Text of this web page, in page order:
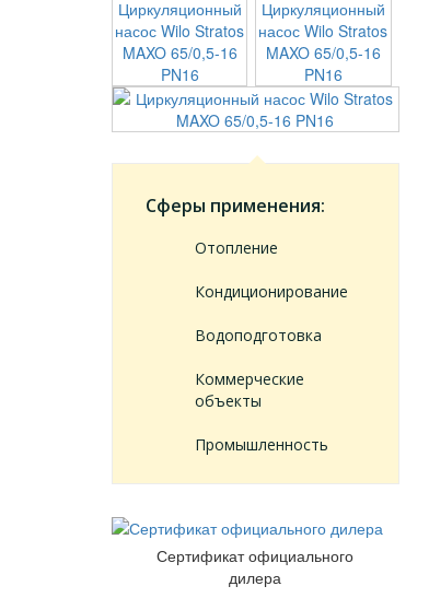
Сферы применения:
Отопление
Кондиционирование
Водоподготовка
Коммерческие
объекты
Промышленность
Сертификат официального
дилера